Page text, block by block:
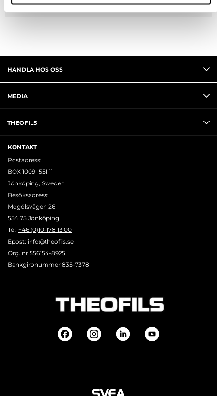
RECENSIONER
HANDLA HOS OSS
MEDIA
THEOFILS
KONTAKT
Postadress:
BOX 1009 551 11
Jönköping, Sweden
Besöksadress:
Mogölsvägen 26
554 75 Jönköping
Tel: +46 (0)10-178 13 00
Epost: info@theofils.se
Org. nr 556154-8925
Bankgironummer 835-7378